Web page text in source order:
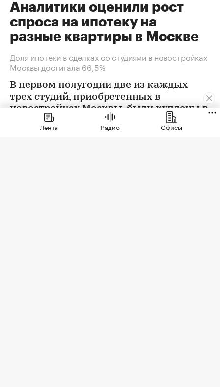
Аналитики оценили рост
спроса на ипотеку на
разные квартиры в Москве
Доля ипотеки в сделках со студиями в новостройках
Москвы достигала 66,5%
В первом полугодии две из каждых
трех студий, приобретенных в
новостройках Москвы, были куплены в
ипотеку. В сегменте трешек ипотечных
сделок менее половины, а среди
Лента Радио Офисы